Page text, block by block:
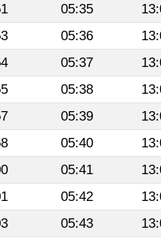
05:35
05:36
05:37
05:38
05:39
05:40
05:41
05:42
05:43